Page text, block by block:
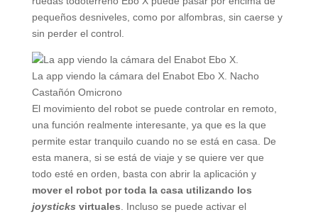
pequeños desniveles, como por alfombras, sin caerse y
sin perder el control.
La app viendo la cámara del Enabot Ebo X. Nacho
Castañón Omicrono
El movimiento del robot se puede controlar en remoto,
una función realmente interesante, ya que es la que
permite estar tranquilo cuando no se está en casa. De
esta manera, si se está de viaje y se quiere ver que
todo esté en orden, basta con abrir la aplicación y
mover el robot por toda la casa utilizando los
joysticks virtuales . Incluso se puede activar el